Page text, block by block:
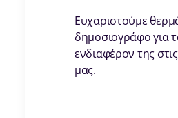
Ευχαριστούμε
δημοσιογράφο για
ενδιαφέρον της
μας.